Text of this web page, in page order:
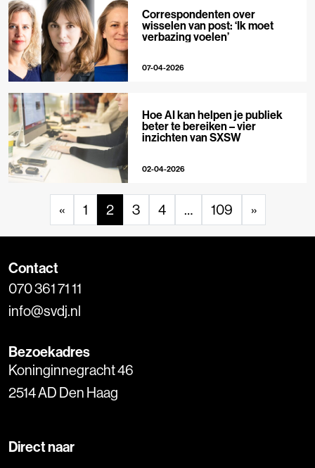
Correspondenten over
wisselen van post: ‘Ik moet
verbazing voelen’
07-04-2026
Hoe AI kan helpen je publiek
beter te bereiken – vier
inzichten van SXSW
02-04-2026
« 1 2 3 4 … 109 »
Contact
070 361 71 11
info@svdj.nl
Bezoekadres
Koninginnegracht 46
2514 AD Den Haag
Direct naar